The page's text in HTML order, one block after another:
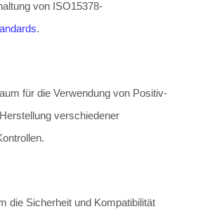
von ISO15378-
.
für die Verwendung von Positiv-
verschiedener
die Sicherheit und Kompatibilität